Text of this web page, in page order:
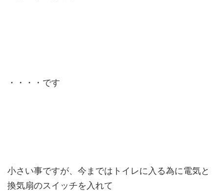
・・・・です
小さい事ですが、今まではトイレに入る為に電気と
換気扇のスイッチを入れて